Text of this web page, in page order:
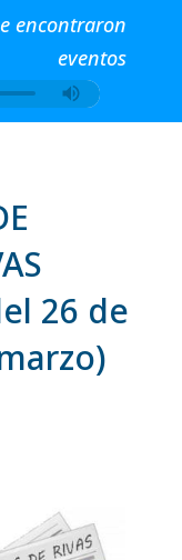
encontraron
eventos
26 de